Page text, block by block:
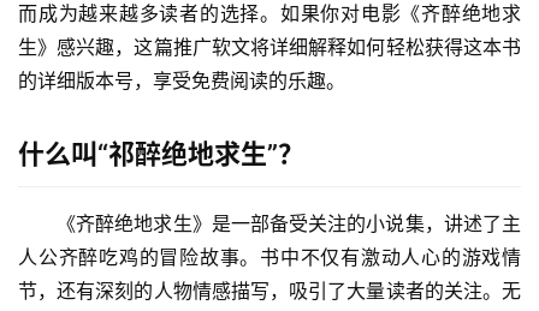
而成为越来越多读者的选择。如果你对电影《齐醉绝地求
生》感兴趣，这篇推广软文将详细解释如何轻松获得这本书
的详细版本号，享受免费阅读的乐趣。
什么叫“祁醉绝地求生”？
《齐醉绝地求生》是一部备受关注的小说集，讲述了主
人公齐醉吃鸡的冒险故事。书中不仅有激动人心的游戏情
节，还有深刻的人物情感描写，吸引了大量读者的关注。无